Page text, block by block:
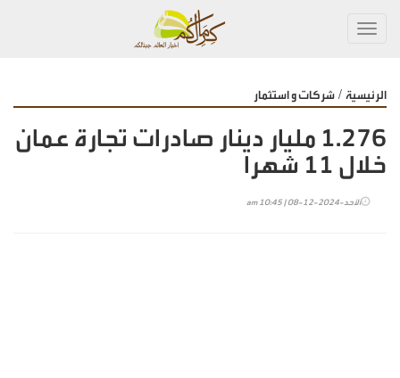
الرئيسية / شركات و استثمار
1.276 مليار دينار صادرات تجارة عمان
خلال 11 شهرا
الأحد-2024-12-08 | 10:45 am